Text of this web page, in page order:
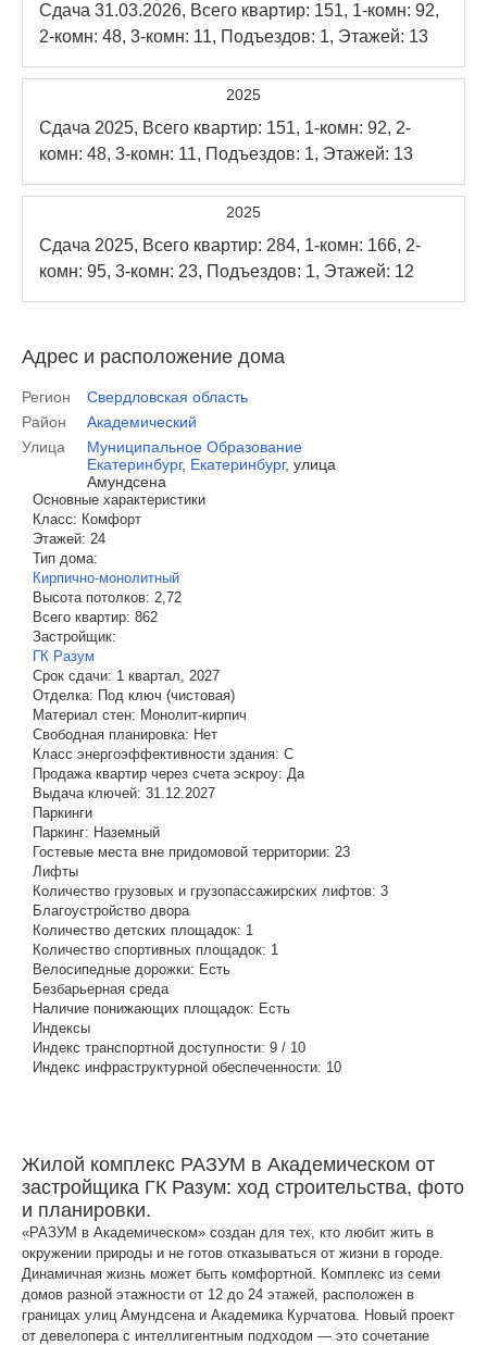
Сдача 31.03.2026, Всего квартир: 151, 1-комн: 92,
2-комн: 48, 3-комн: 11, Подъездов: 1, Этажей: 13
2025
Сдача 2025, Всего квартир: 151, 1-комн: 92, 2-
комн: 48, 3-комн: 11, Подъездов: 1, Этажей: 13
2025
Сдача 2025, Всего квартир: 284, 1-комн: 166, 2-
комн: 95, 3-комн: 23, Подъездов: 1, Этажей: 12
Адрес и расположение дома
Регион
Свердловская область
Район
Академический
Улица
Муниципальное Образование
Екатеринбург, Екатеринбург, улица
Амундсена
Основные характеристики
Класс: Комфорт
Этажей: 24
Тип дома:
Кирпично-монолитный
Высота потолков: 2,72
Всего квартир: 862
Застройщик:
ГК Разум
Срок сдачи: 1 квартал, 2027
Отделка: Под ключ (чистовая)
Материал стен: Монолит-кирпич
Свободная планировка: Нет
Класс энергоэффективности здания: C
Продажа квартир через счета эскроу: Да
Выдача ключей: 31.12.2027
Паркинги
Паркинг: Наземный
Гостевые места вне придомовой территории: 23
Лифты
Количество грузовых и грузопассажирских лифтов: 3
Благоустройство двора
Количество детских площадок: 1
Количество спортивных площадок: 1
Велосипедные дорожки: Есть
Безбарьерная среда
Наличие понижающих площадок: Есть
Индексы
Индекс транспортной доступности: 9 / 10
Индекс инфраструктурной обеспеченности: 10
Жилой комплекс РАЗУМ в Академическом от
застройщика ГК Разум: ход строительства, фото
и планировки.
«РАЗУМ в Академическом» создан для тех, кто любит жить в
окружении природы и не готов отказываться от жизни в городе.
Динамичная жизнь может быть комфортной. Комплекс из семи
домов разной этажности от 12 до 24 этажей, расположен в
границах улиц Амундсена и Академика Курчатова. Новый проект
от девелопера с интеллигентным подходом — это сочетание